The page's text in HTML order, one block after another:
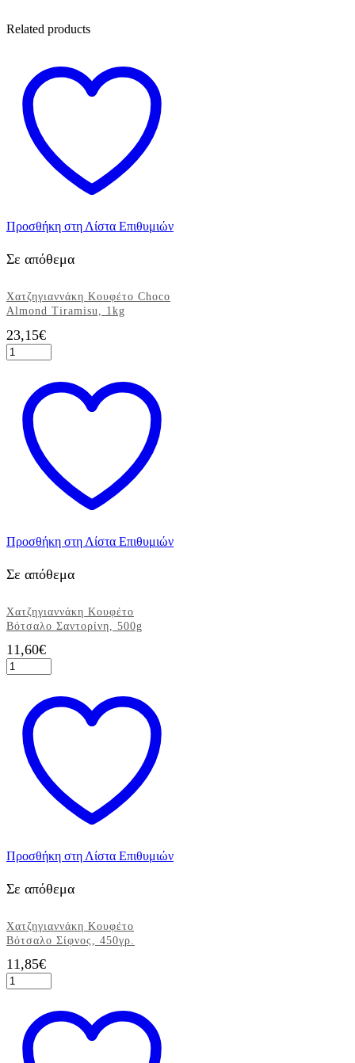
Related products
Προσθήκη στη Λίστα Επιθυμιών
Σε απόθεμα
Χατζηγιαννάκη Κουφέτο Choco
Almond Tiramisu, 1kg
23,15€
Χατζηγιαννάκη
Κουφέτο
Almond
Tiramisu,
1kg
ποσότητα
Προσθήκη στη Λίστα Επιθυμιών
Σε απόθεμα
Χατζηγιαννάκη Κουφέτο
Βότσαλο Σαντορίνη, 500g
11,60€
Χατζηγιαννάκη
Κουφέτο
Σαντορίνη,
500g
ποσότητα
Προσθήκη στη Λίστα Επιθυμιών
Σε απόθεμα
Χατζηγιαννάκη Κουφέτο
Βότσαλο Σίφνος, 450γρ.
11,85€
Χατζηγιαννάκη
Κουφέτο
Σίφνος,
450γρ.
ποσότητα